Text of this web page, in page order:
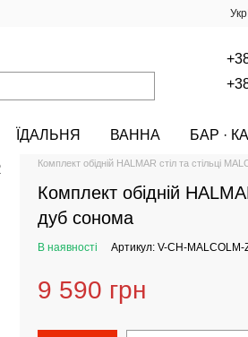
Укр
ЇДАЛЬНЯ ВАННА БАР ·
Комплект обідній HALMAR стіл та стільці
Комплект обідній
дуб сонома
В наявності Артикул: V-CH-MALCOLM-
9 590 грн